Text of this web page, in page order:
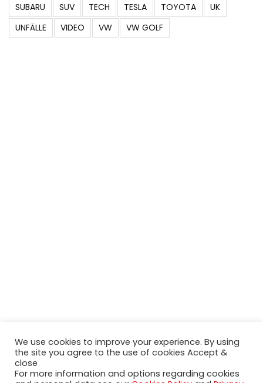
SUBARU
SUV TECH TESLA TOYOTA
UK
UNFÄLLE
VIDEO VW VW GOLF
2020-2023 NeueModelleAutos.de. KaripNetwork - All rights
We use cookies to improve your experience. By using
the site you agree to the use of cookies Accept &
close
For more information and options regarding cookies